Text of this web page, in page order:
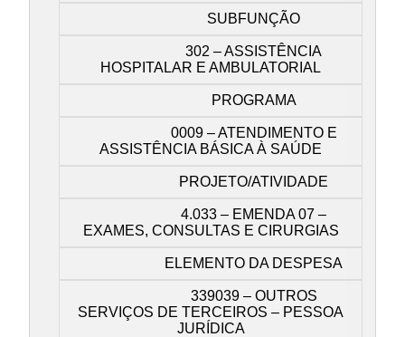
SUBFUNÇÃO
302 – ASSISTÊNCIA
HOSPITALAR E AMBULATORIAL
PROGRAMA
0009 – ATENDIMENTO E
ASSISTÊNCIA BÁSICA À SAÚDE
PROJETO/ATIVIDADE
4.033 – EMENDA 07 –
EXAMES, CONSULTAS E CIRURGIAS
ELEMENTO DA DESPESA
339039 – OUTROS
SERVIÇOS DE TERCEIROS – PESSOA
JURÍDICA